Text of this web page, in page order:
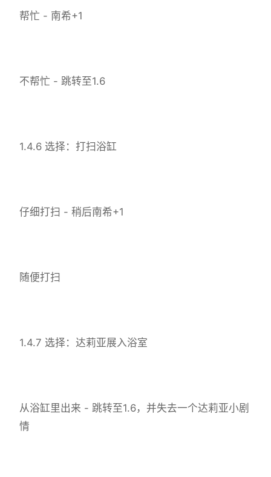
帮忙 - 南希+1
不帮忙 - 跳转至1.6
1.4.6 选择：打扫浴缸
仔细打扫 - 稍后南希+1
随便打扫
1.4.7 选择：达莉亚展入浴室
从浴缸里出来 - 跳转至1.6，并失去一个达莉亚小剧
情